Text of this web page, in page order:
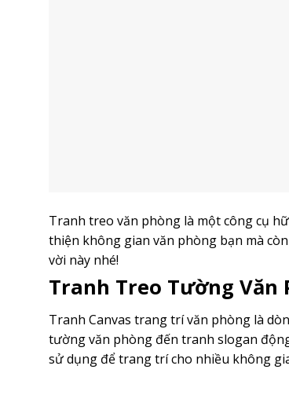
Tranh treo văn phòng là một công cụ
thiện không gian văn phòng bạn mà
vời này nhé!
Tranh Treo Tường Văn
Tranh Canvas trang trí văn phòng là
tường văn phòng đến tranh slogan
sử dụng để trang trí cho nhiều không